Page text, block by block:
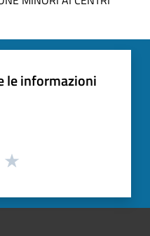
le informazioni